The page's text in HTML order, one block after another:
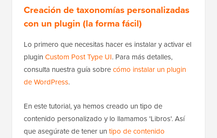
Creación de taxonomías personalizadas
con un plugin (la forma fácil)
Lo primero que necesitas hacer es instalar y activar el
plugin Custom Post Type UI. Para más detalles,
consulta nuestra guía sobrecómo instalar un plugin
de WordPress.
En este tutorial, ya hemos creado un tipo de
contenido personalizado y lo llamamos 'Libros'. Así
que asegúrate de tener un tipo de contenido